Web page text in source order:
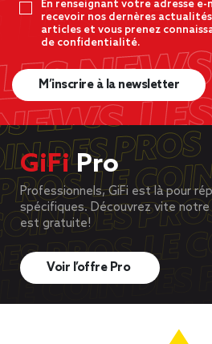
En renseignant votre adresse
recevoir nos dernères
articles et vous prenez
de confidentialité.
M’inscrire à la newsletter
GiFiPro
Professionnels, GiFi est là pour
spécifiques. Découvrez vite notre
est gratuite!
Voir l’offre Pro